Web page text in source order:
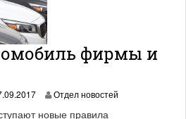
фирмы и
1
Отдел новостей
новые правила